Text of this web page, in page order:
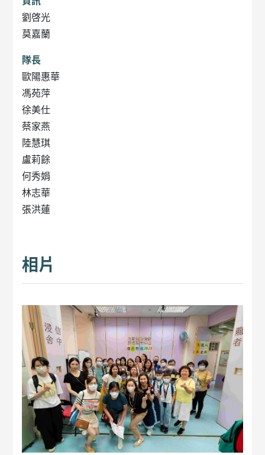
劉啓光
莫嘉蘭
隊長
歐陽惠華
馮苑萍
徐美仕
蔡家燕
陸慧琪
盧莉餘
何秀娟
林志華
張洪蓮
相片